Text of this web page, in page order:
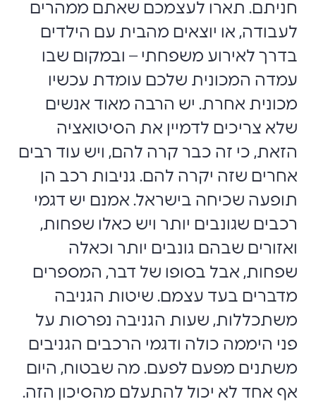
חניתם. תארו לעצמכם שאתם ממהרים
לעבודה, או יוצאים מהבית עם הילדים
בדרך לאירוע משפחתי – ובמקום שבו
עמדה המכונית שלכם עומדת עכשיו
מכונית אחרת. יש הרבה מאוד אנשים
שלא צריכים לדמיין את הסיטואציה
הזאת, כי זה כבר קרה להם, ויש עוד רבים
אחרים שזה יקרה להם. גניבות רכב הן
תופעה שכיחה בישראל. אמנם יש דגמי
רכבים שגונבים יותר ויש כאלו שפחות,
ואזורים שבהם גונבים יותר וכאלה
שפחות, אבל בסופו של דבר, המספרים
מדברים בעד עצמם. שיטות הגניבה
משתכללות, שעות הגניבה נפרסות על
פני היממה כולה ודגמי הרכבים הגניבים
משתנים מפעם לפעם. מה שבטוח, היום
אף אחד לא יכול להתעלם מהסיכון הזה.